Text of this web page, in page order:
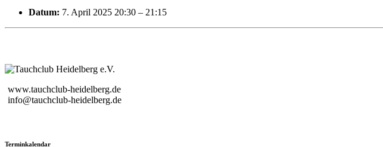
Datum: 7. April 2025 20:30 – 21:15
www.tauchclub-heidelberg.de
info@tauchclub-heidelberg.de
Terminkalendar